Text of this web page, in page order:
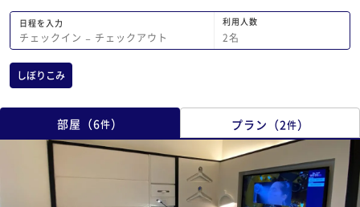
日程を入力
チェックイン − チェックアウト
利用人数
2名
しぼりこみ
部屋 （6件） プラン （2件）